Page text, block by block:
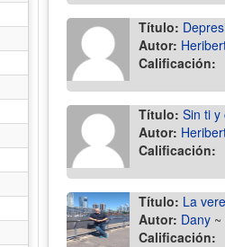
Título:
Autor:
Calificación:
Título: Sin ti y
Autor:
Calificación:
Título: La
Autor: Dany ~
Calificación: